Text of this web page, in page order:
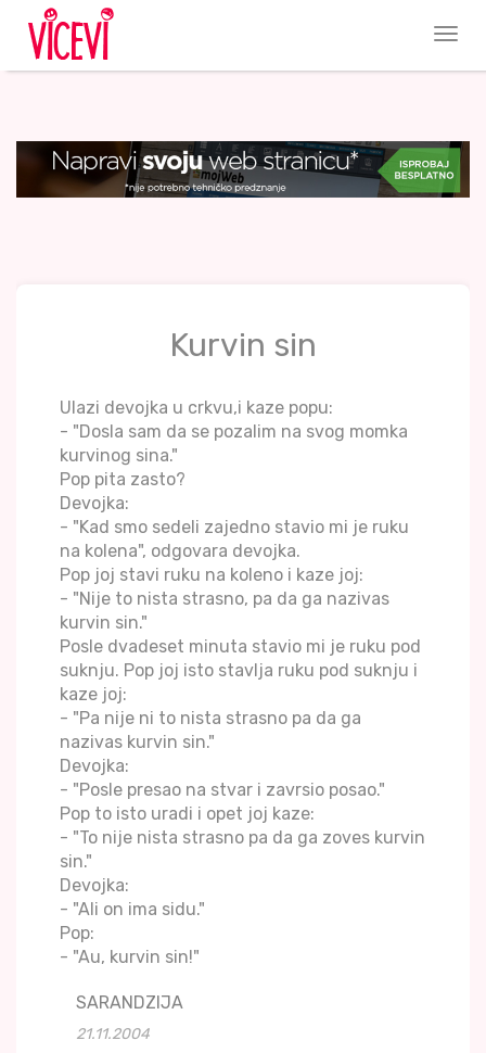
Kurvin sin
Ulazi devojka u crkvu,i kaze popu:
- "Dosla sam da se pozalim na svog momka
kurvinog sina."
Pop pita zasto?
Devojka:
- "Kad smo sedeli zajedno stavio mi je ruku
na kolena", odgovara devojka.
Pop joj stavi ruku na koleno i kaze joj:
- "Nije to nista strasno, pa da ga nazivas
kurvin sin."
Posle dvadeset minuta stavio mi je ruku pod
suknju. Pop joj isto stavlja ruku pod suknju i
kaze joj:
- "Pa nije ni to nista strasno pa da ga
nazivas kurvin sin."
Devojka:
- "Posle presao na stvar i zavrsio posao."
Pop to isto uradi i opet joj kaze:
- "To nije nista strasno pa da ga zoves kurvin
sin."
Devojka:
- "Ali on ima sidu."
Pop:
- "Au, kurvin sin!"
SARANDZIJA
21.11.2004